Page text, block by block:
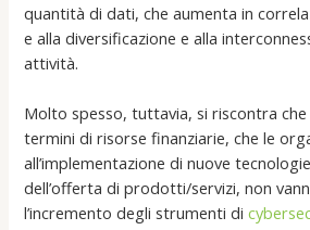
quantità di dati, che aumenta in
e alla diversificazione e alla
attività.
Molto spesso, tuttavia, si riscontra
termini di risorse finanziarie, che le
all’implementazione di nuove
dell’offerta di prodotti/servizi, non
l’incremento degli strumenti di